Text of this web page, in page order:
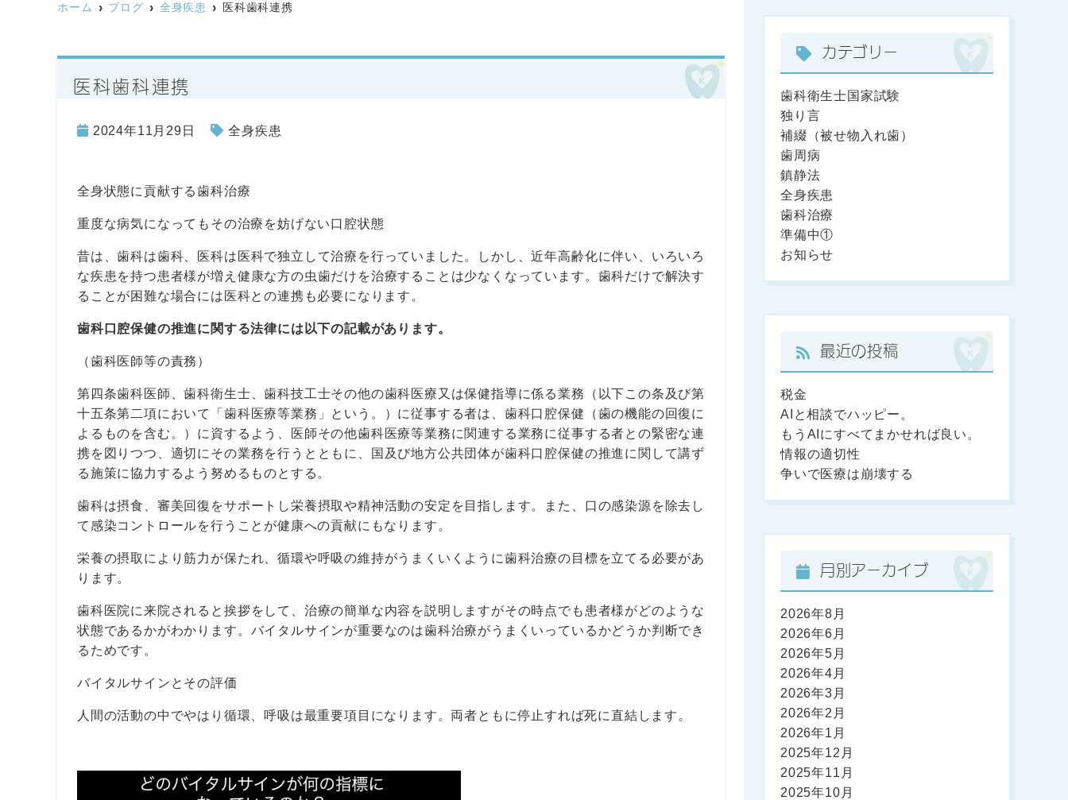
ホーム ブログ 全身疾患 医科歯科連携
医科歯科連携
2024年11月29日 全身疾患
全身状態に貢献する歯科治療
重度な病気になってもその治療を妨げない口腔状態
昔は、歯科は歯科、医科は医科で独立して治療を行っていました。しかし、近年高齢化に伴い、いろいろ
な疾患を持つ患者様が増え健康な方の虫歯だけを治療することは少なくなっています。歯科だけで解決す
ることが困難な場合には医科との連携も必要になります。
歯科口腔保健の推進に関する法律には以下の記載があります。
（歯科医師等の責務）
第四条歯科医師、歯科衛生士、歯科技工士その他の歯科医療又は保健指導に係る業務（以下この条及び第
十五条第二項において「歯科医療等業務」という。）に従事する者は、歯科口腔保健（歯の機能の回復に
よるものを含む。）に資するよう、医師その他歯科医療等業務に関連する業務に従事する者との緊密な連
携を図りつつ、適切にその業務を行うとともに、国及び地方公共団体が歯科口腔保健の推進に関して講ず
る施策に協力するよう努めるものとする。
歯科は摂食、審美回復をサポートし栄養摂取や精神活動の安定を目指します。また、口の感染源を除去し
て感染コントロールを行うことが健康への貢献にもなります。
栄養の摂取により筋力が保たれ、循環や呼吸の維持がうまくいくように歯科治療の目標を立てる必要があ
ります。
歯科医院に来院されると挨拶をして、治療の簡単な内容を説明しますがその時点でも患者様がどのような
状態であるかがわかります。バイタルサインが重要なのは歯科治療がうまくいっているかどうか判断でき
るためです。
バイタルサインとその評価
人間の活動の中でやはり循環、呼吸は最重要項目になります。両者ともに停止すれば死に直結します。
カテゴリー
歯科衛生士国家試験
独り言
補綴（被せ物入れ歯）
歯周病
鎮静法
全身疾患
歯科治療
準備中①
お知らせ
最近の投稿
税金
AIと相談でハッピー。
もうAIにすべてまかせれば良い。
情報の適切性
争いで医療は崩壊する
月別アーカイブ
2026年8月
2026年6月
2026年5月
2026年4月
2026年3月
2026年2月
2026年1月
2025年12月
2025年11月
2025年10月